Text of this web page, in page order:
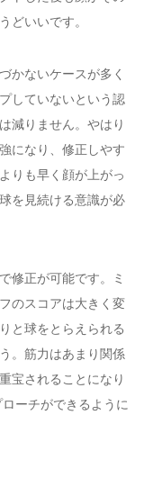
どいいです。
かないケースが多く
していないという認
減りません。やはり
になり、修正しやす
りも早く顔が上がっ
を見続ける意識が必
修正が可能です。ミ
のスコアは大きく変
と球をとらえられる
。筋力はあまり関係
宝されることになり
ーチができるように